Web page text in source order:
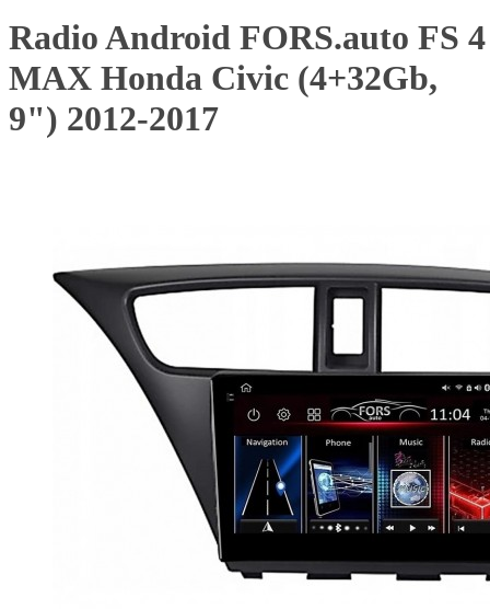
Radio Android FORS.auto FS 4
MAX Honda Civic (4+32Gb,
9") 2012-2017